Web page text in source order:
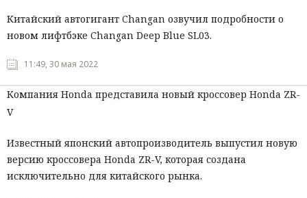
Китайский автогигант Changan озвучил подробности о
новом лифтбэке Changan Deep Blue SL03.
11:49, 30 мая 2022
Компания Honda представила новый кроссовер Honda ZR-
V
Известный японский автопроизводитель выпустил новую
версию кроссовера Honda ZR-V, которая создана
исключительно для китайского рынка.